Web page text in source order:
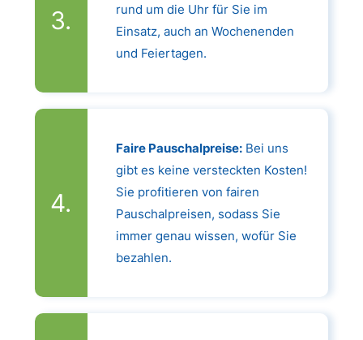
rund um die Uhr für Sie im
Einsatz, auch an Wochenenden
und Feiertagen.
Faire Pauschalpreise:Bei uns
gibt es keine versteckten Kosten!
Sie profitieren von fairen
Pauschalpreisen, sodass Sie
immer genau wissen, wofür Sie
bezahlen.